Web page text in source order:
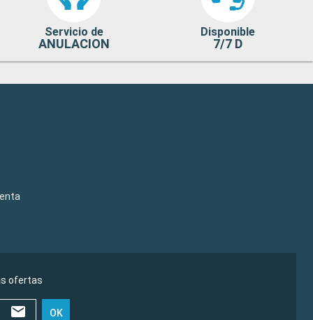
Servicio de
ANULACION
Disponible
7/7 D
ofertas
OK